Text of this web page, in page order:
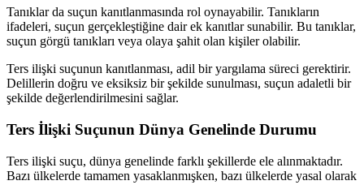
Tanıklar da suçun kanıtlanmasında rol oynayabilir. Tanıkların
ifadeleri, suçun gerçekleştiğine dair ek kanıtlar sunabilir. Bu tanıklar,
suçun görgü tanıkları veya olaya şahit olan kişiler olabilir.
Ters ilişki suçunun kanıtlanması, adil bir yargılama süreci gerektirir.
Delillerin doğru ve eksiksiz bir şekilde sunulması, suçun adaletli bir
şekilde değerlendirilmesini sağlar.
Ters İlişki Suçunun Dünya Genelinde Durumu
Ters ilişki suçu, dünya genelinde farklı şekillerde ele alınmaktadır.
Bazı ülkelerde tamamen yasaklanmışken, bazı ülkelerde yasal olarak